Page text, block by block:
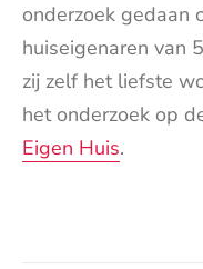
onderzoek gedaan
huiseigenaren van
zij zelf het liefste
het onderzoek op
Eigen Huis.